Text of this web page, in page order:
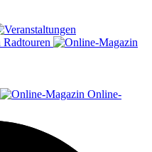
Radtouren
Online-